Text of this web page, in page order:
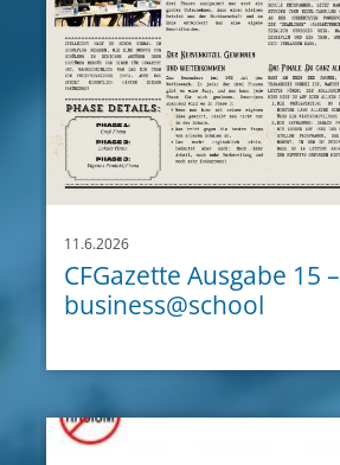
11.6.2026
CFGazette Ausgabe 15 –
business@school